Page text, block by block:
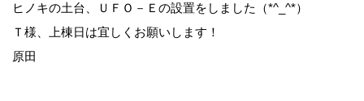
ヒノキの土台、ＵＦＯ－Ｅの設置をしました（*^_^*）
Ｔ様、上棟日は宜しくお願いします！
原田